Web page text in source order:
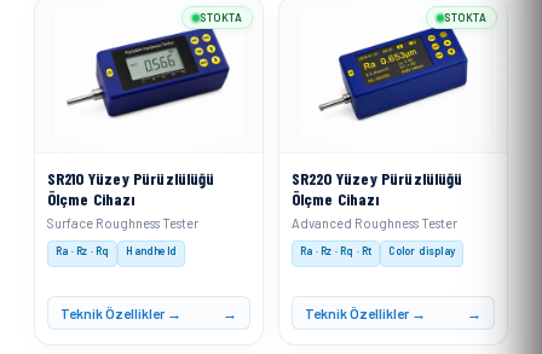
SR210 Yüzey Pürüzlülüğü
Ölçme Cihazı
Surface Roughness Tester
Ra · Rz · Rq Handheld
Teknik Özellikler →
STOKTA
SR220 Yüzey Pürüzlülüğü
Ölçme Cihazı
Advanced Roughness Tester
Ra · Rz · Rq · Rt Color display
Teknik Özellikler →
STOKTA